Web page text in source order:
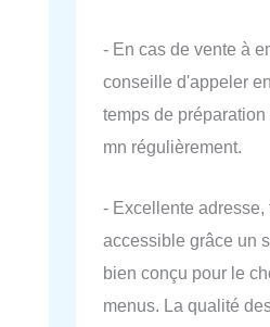
- En cas de vente à
conseille d'appeler
temps de
mn régulièrement.
- Excellente adresse,
accessible grâce un
bien conçu pour le
menus. La qualité